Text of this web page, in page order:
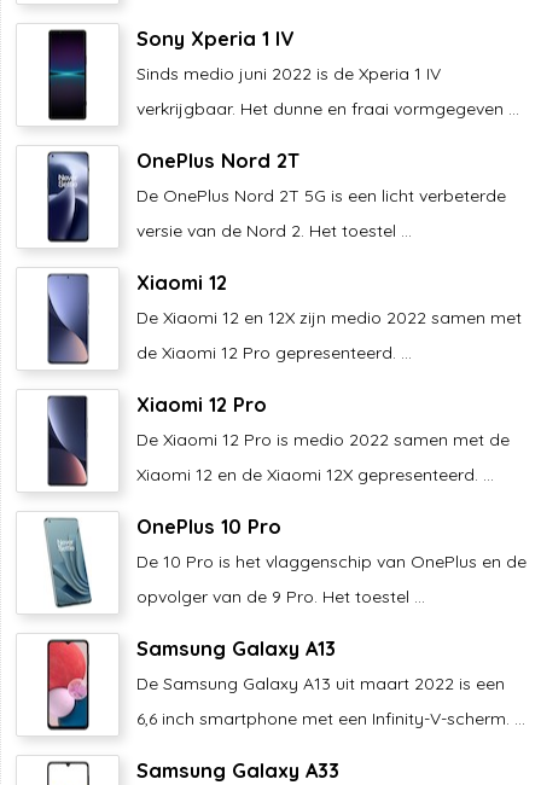
Sony Xperia 1 IV
Sinds medio juni 2022 is de Xperia 1 IV
verkrijgbaar. Het dunne en fraai vormgegeven ...
OnePlus Nord 2T
De OnePlus Nord 2T 5G is een licht verbeterde
versie van de Nord 2. Het toestel ...
Xiaomi 12
De Xiaomi 12 en 12X zijn medio 2022 samen met
de Xiaomi 12 Pro gepresenteerd. ...
Xiaomi 12 Pro
De Xiaomi 12 Pro is medio 2022 samen met de
Xiaomi 12 en de Xiaomi 12X gepresenteerd. ...
OnePlus 10 Pro
De 10 Pro is het vlaggenschip van OnePlus en de
opvolger van de 9 Pro. Het toestel ...
Samsung Galaxy A13
De Samsung Galaxy A13 uit maart 2022 is een
6,6 inch smartphone met een Infinity-V-scherm. ...
Samsung Galaxy A33